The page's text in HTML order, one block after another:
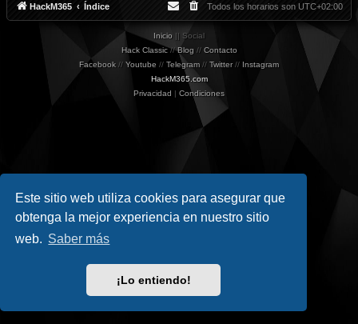
Este sitio web utiliza cookies para asegurar que
obtenga la mejor experiencia en nuestro sitio
web. Saber más
¡Lo entiendo!
HackM365 Índice Todos los horarios son UTC+02:00
Inicio || Social
Hack Classic//Blog // Contacto
Facebook // Youtube // Telegram // Twitter// Instagram
HackM365.com
Privacidad | Condiciones